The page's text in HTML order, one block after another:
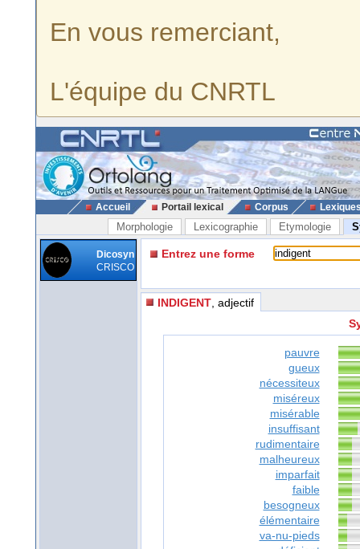
En vous remerciant,
L'équipe du CNRTL
Accueil Portail lexical Corpus
Morphologie Lexicographie Etymologie
Dicosyn
CRISCO
Entrez une forme
INDIGENT , adjectif
pauvre
gueux
nécessiteux
miséreux
misérable
insuffisant
rudimentaire
malheureux
imparfait
faible
besogneux
élémentaire
va-nu-pieds